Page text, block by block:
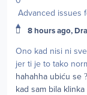
Advanced issues
▲
8 hours ago,
Ono kad nisi ni
jer ti je to tako
hahahha ubiću se ?
kad sam bila